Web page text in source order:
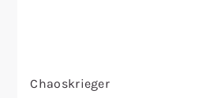
Chaoskrieger